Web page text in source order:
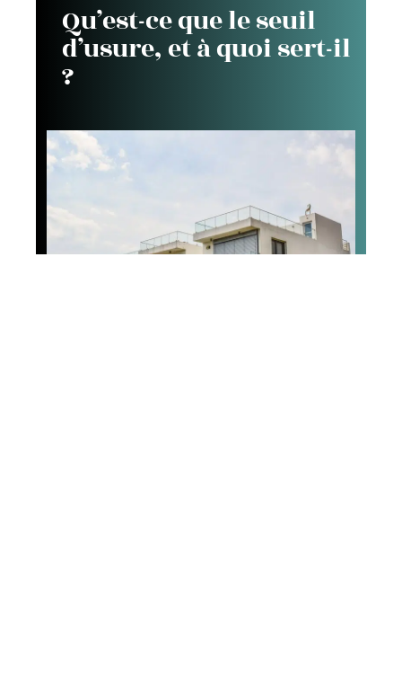
Qu’est-ce que le seuil
d’usure, et à quoi sert-il
?